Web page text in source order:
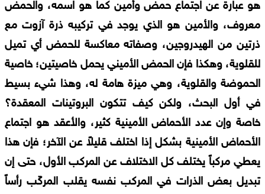
هو عبارة عن اجتماع حمض وأمين كما هو اسمه، والحمض
معروف، والأمين هو الذي يوجد في تركيبه ذرة آزوت مع
ذرتين من الهيدروجين، وصفاته معاكسة للحمض أي تميل
للقلوية، وهكذا فإن الحمض الأميني يحمل خاصيتين؛ خاصية
الحموضة والقلوية، وهي ميزة هامة له، وهذا شيء بسيط
في أول البحث، ولكن كيف تتكون البروتينات المعقدة؟
خاصة وإن عدد الأحماض الأمينية كثير، والأعقد هو اجتماع
الأحماض الأمينية بشكل إذا اختلف قليلاً عن الآخر؛ فإن هذا
يعطي مركباً يختلف كل الاختلاف عن المركب الأول، حتى إن
تبديل بعض الذرات في المركب نفسه يقلب المركّب رأساً